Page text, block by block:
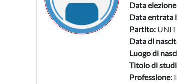
Data
Data entrata
Partito:
Data di
Luogo di
Titolo di
Professione: